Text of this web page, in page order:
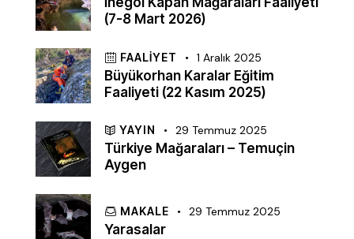
(7-8 Mart 2026)
FAALIYET 1 Aralık 2025
Büyükorhan Karalar Eğitim
Faaliyeti (22 Kasım 2025)
YAYIN 29 Temmuz 2025
Türkiye Mağaraları – Temuçin
Aygen
MAKALE 29 Temmuz 2025
Yarasalar